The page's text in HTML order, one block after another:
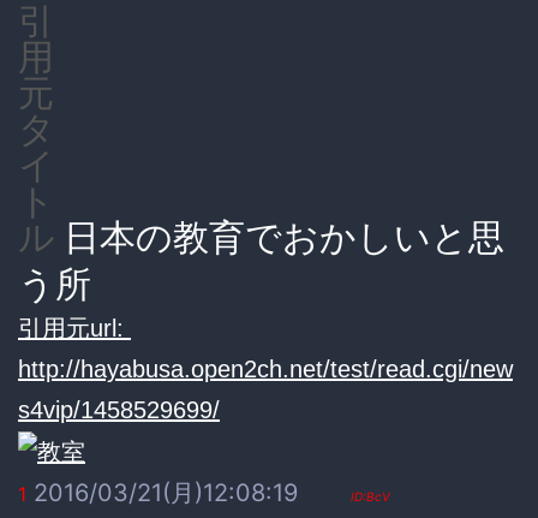
引
用
元
タ
イ
ト
ル 日本の教育でおかしいと思
う所
引用元url:
http://hayabusa.open2ch.net/test/read.cgi/new
s4vip/1458529699/
1 2016/03/21(月)12:08:19 ID:BcV